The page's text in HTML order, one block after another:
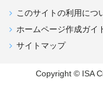
このサイトの利用につ
ホームページ作成ガイ
サイトマップ
Copyright © ISA